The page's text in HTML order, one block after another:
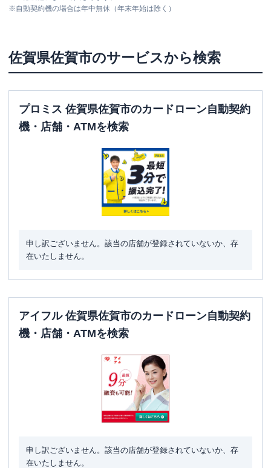
営業時間
土曜：09:00-21:00
日祝
ATM営業時間
平日：24時間
日祝： 24時間
〇
〇
佐賀県佐賀市末広２丁目６-３０スカーレ
ットビル１Ｆ
※自動契約機の場合は年中無休（年末年始は除く）
佐賀県佐賀市のサービスから検索
プロミス 佐賀県佐賀市のカードローン自動契約
機・店舗・ATMを検索
申し訳ございません。該当の店舗が登録されていないか、存
在いたしません。
アイフル 佐賀県佐賀市のカードローン自動契約
機・店舗・ATMを検索
申し訳ございません。該当の店舗が登録されていないか、存
在いたしません。